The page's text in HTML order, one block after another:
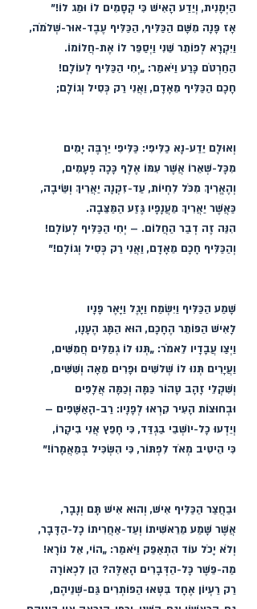
הַיְמָנִית, וְיֵדַע הָאִישׁ כִּי קְסָמִים לוֹ וּמַג לוֹ!”
אָז פָּנָה מִשָּׁם הַכַּלִּיף, הַכַּלִּיף עֶבֶד-אוּר-שְׁלֹמֹה,
וַיִּקְרָא לְפוֹתֵר שֵׁנִי וַיְסַפֵּר לוֹ אֶת-חֲלוֹמוֹ.
הַחַרְטֹם כָּרַע וַיֹּאמַר: „יְחִי הַכַּלִּיף לְעוֹלָם!
חָכָם הַכַּלִּיף מֵאָדָם, וַאֲנִי רַק כְּסִיל וְגוֹלָם;
וְאוּלָם יֵדַע-נָא כַלִּיפִי: כַּלִּיפִי יַרְבֶּה יָמִים
מִכָּל-שְׁאֵרוֹ אֲשֶׁר עִמּוֹ אֶלֶף כָּכָה פְעָמִים,
וְהֶאֱרִיךְ מִכֹּל לִחְיוֹת, עַד-זִקְנָה יַאֲרִיךְ וְשֵׂיבָה,
כַּאֲשֶׁר יַאֲרִיךְ מֵעֲנָפָיו גֶּזַע הַמַּצֵּבָה.
הִנֵּה זֶה דְבַר הַחֲלוֹם. – יְחִי הַכַּלִּיף לְעוֹלָם!
וְהַכַּלִּיף חָכָם מֵאָדָם, וַאֲנִי רַק כְּסִיל וְגוֹלָם!”
שָׁמַע הַכַּלִּיף וַיִּשְׂמַח וַיָּגֶל וַיָּאֶר פָּנָיו
לָאִישׁ הַפּוֹתֵר הֶחָכָם, הוּא הַמָּג הֶעָנָו,
וַיְצַו עֲבָדָיו לֵאמֹר: „תְּנוּ לוֹ גְמַלִּים חֲמִשִּׁים,
וַעֲיָרִים תְּנוּ לוֹ שְׁלשִׁים וּפָרִים מֵאָה וְשִׁשִּׁים,
וְשִׁקְלֵי זָהָב טָהוֹר כַּמָּה וְכַמָּה אֲלָפִים
וּבְחוּצוֹת הָעִיר קִרְאוּ לְפָנָיו: רַב-הָאַשָּׁפִים –
וְיֵדְעוּ כָל-יוֹשְׁבֵי בַגְדַּד, כִּי חָפֵץ אֲנִי בִיקָרוֹ,
כִּי הֵיטִיב מְאֹד לִפְתּוֹר, כִּי הִשְׂכִּיל בְּמַאֲמָרוֹ!”
וּבַחֲצַר הַכַּלִּיף אִישׁ, וְהוּא אִישׁ תָּם וְנָבָר,
אֲשֶׁר שָׁמַע מֵרֵאשִׁיתוֹ וְעַד-אַחֲרִיתוֹ כָל-הַדָּבָר,
וְלֹא יָכֹל עוֹד הִתְאַפֵּק וַיֹּאמַר: „הוֹי, אֵל נוֹרָא!
מַה-פֵּשֶׁר כָּל-הַדְּבָרִים הָאֵלֶּה? הֵן לִכְאוֹרָה
רַק רַעְיוֹן אֶחָד בִּטְּאוּ הַפּוֹתְרִים גַּם-שְׁנֵיהֶם,